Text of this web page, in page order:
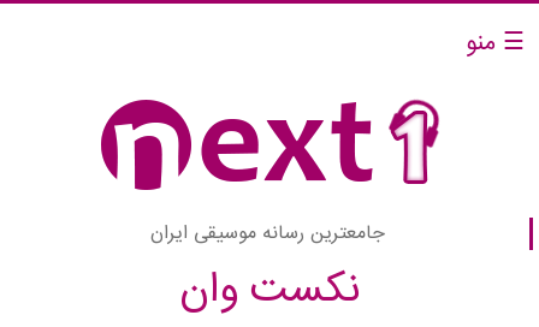
☰ منو
جامعترین رسانه موسیقی ایران
نکست وان